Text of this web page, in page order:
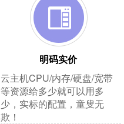
明码实价
云主机CPU/内存/硬盘/宽带
等资源给多少就可以用多
少，实标的配置，童叟无
欺！